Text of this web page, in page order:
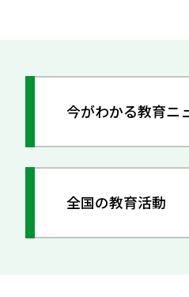
今がわかる教育ニ
全国の教育活動